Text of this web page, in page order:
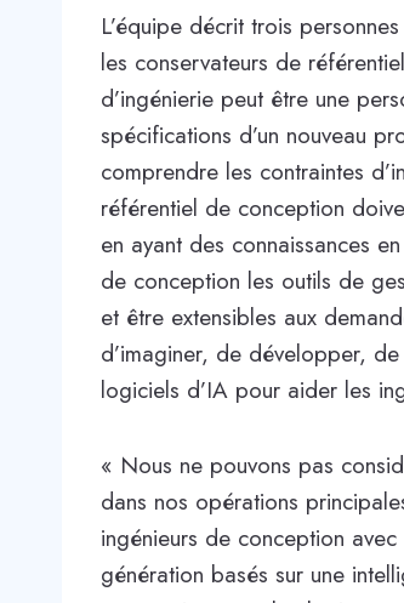
L’équipe décrit trois
les conservateurs de
d’ingénierie peut être une
spécifications d’un nouveau
comprendre les contraintes
référentiel de conception
en ayant des connaissances
de conception les outils de
et être extensibles aux
d’imaginer, de développer,
logiciels d’IA pour aider les
« Nous ne pouvons pas
dans nos opérations
ingénieurs de conception
génération basés sur une